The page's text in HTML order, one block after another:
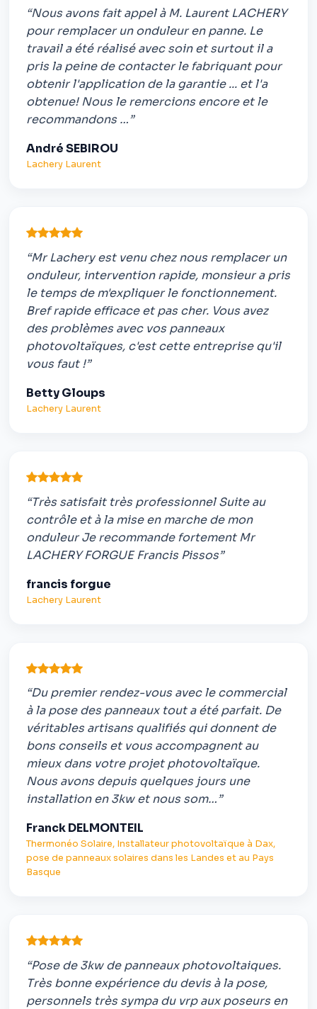
“Nous avons fait appel à M. Laurent LACHERY
pour remplacer un onduleur en panne. Le
travail a été réalisé avec soin et surtout il a
pris la peine de contacter le fabriquant pour
obtenir l'application de la garantie ... et l'a
obtenue! Nous le remercions encore et le
recommandons …”
André SEBIROU
Lachery Laurent
“Mr Lachery est venu chez nous remplacer un
onduleur, intervention rapide, monsieur a pris
le temps de m'expliquer le fonctionnement.
Bref rapide efficace et pas cher. Vous avez
des problèmes avec vos panneaux
photovoltaïques, c'est cette entreprise qu'il
vous faut !”
Betty Gloups
Lachery Laurent
“Très satisfait très professionnel Suite au
contrôle et à la mise en marche de mon
onduleur Je recommande fortement Mr
LACHERY FORGUE Francis Pissos”
francis forgue
Lachery Laurent
“Du premier rendez-vous avec le commercial
à la pose des panneaux tout a été parfait. De
véritables artisans qualifiés qui donnent de
bons conseils et vous accompagnent au
mieux dans votre projet photovoltaïque.
Nous avons depuis quelques jours une
installation en 3kw et nous som…”
Franck DELMONTEIL
Thermonéo Solaire, Installateur photovoltaïque à Dax,
pose de panneaux solaires dans les Landes et au Pays
Basque
“Pose de 3kw de panneaux photovoltaiques.
Très bonne expérience du devis à la pose,
personnels très sympa du vrp aux poseurs en